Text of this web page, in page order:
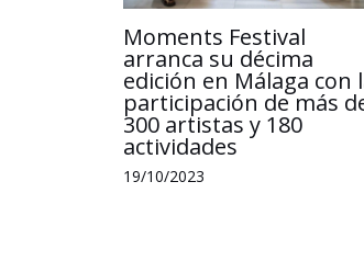
Moments Festival
arranca su décima
edición en Málaga con
participación de más
300 artistas y 180
actividades
19/10/2023